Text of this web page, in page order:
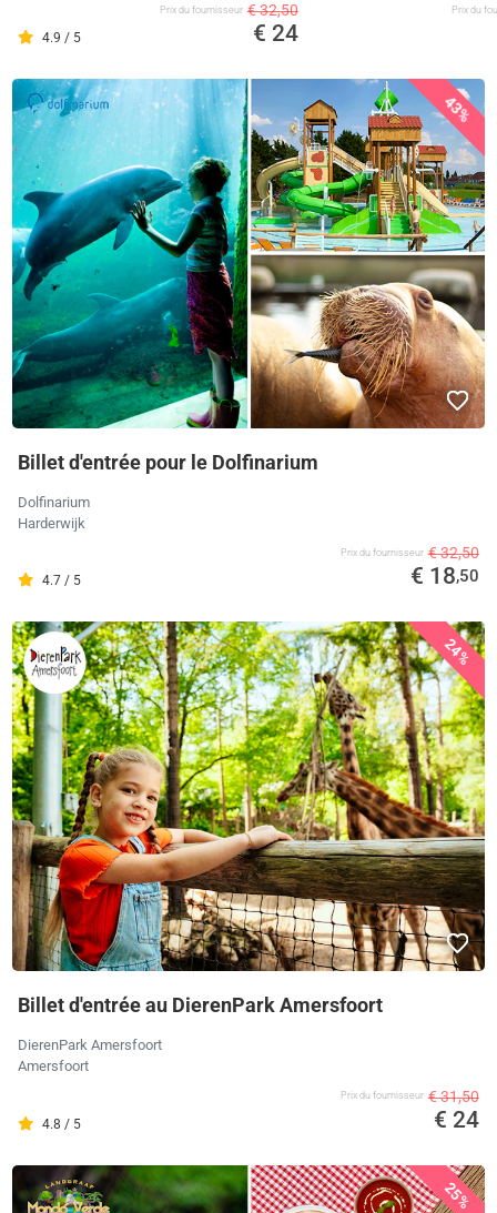
4.9 / 5
Prix ​​du fournisseur € 32,50
€ 24
Prix ​​du
43%
Billet d'entrée pour le Dolfinarium
Dolfinarium
Harderwijk
4.7 / 5
Prix ​​du fournisseur € 32,50
€ 18,50
24%
Billet d'entrée au DierenPark Amersfoort
DierenPark Amersfoort
Amersfoort
4.8 / 5
Prix ​​du fournisseur € 31,50
€ 24
25%